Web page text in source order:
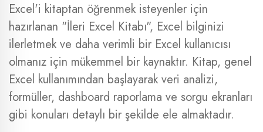
Excel'i kitaptan öğrenmek isteyenler için
hazırlanan "İleri Excel Kitabı", Excel bilginizi
ilerletmek ve daha verimli bir Excel kullanıcısı
olmanız için mükemmel bir kaynaktır. Kitap, genel
Excel kullanımından başlayarak veri analizi,
formüller, dashboard raporlama ve sorgu ekranları
gibi konuları detaylı bir şekilde ele almaktadır.